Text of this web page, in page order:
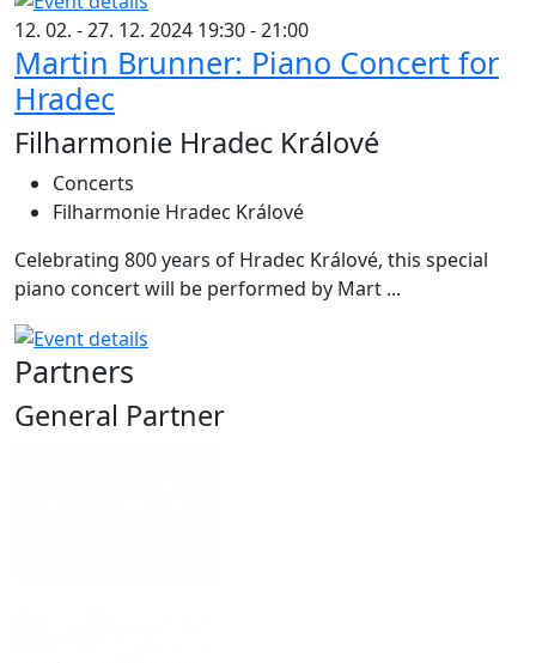
12. 02. - 27. 12. 2024 19:30 - 21:00
Martin Brunner: Piano Concert for
Hradec
Filharmonie Hradec Králové
Concerts
Filharmonie Hradec Králové
Celebrating 800 years of Hradec Králové, this special
piano concert will be performed by Mart ...
Partners
General Partner